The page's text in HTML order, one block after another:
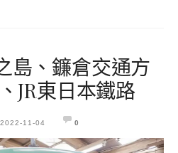
島、鐮倉交通方
JR東日本鐵路
2022-11-04 0